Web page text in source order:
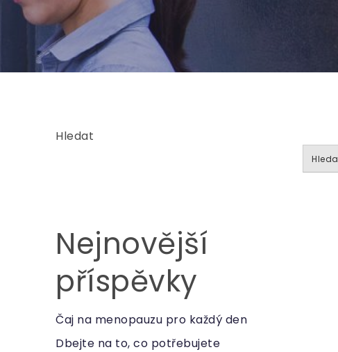
Hledat
Nejnovější
příspěvky
Čaj na menopauzu pro každý den
Dbejte na to, co potřebujete